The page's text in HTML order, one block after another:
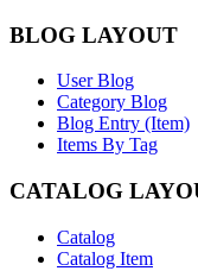
BLOG LAYOUT
User Blog
Category Blog
Blog Entry (Item)
Items By Tag
CATALOG
Catalog
Catalog Item